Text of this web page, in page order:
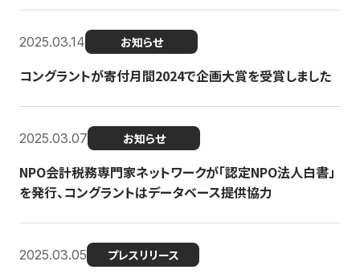
2025.03.14 お知らせ
コングラントが寄付月間2024で企画大賞を受賞しました
2025.03.07 お知らせ
NPO会計税務専門家ネットワークが「認定NPO法人白書」
を発行、コングラントはデータベース提供協力
2025.03.05 プレスリリース